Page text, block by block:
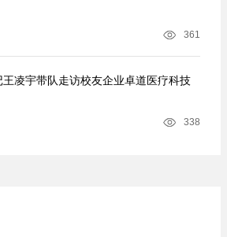
361
王凌宇带队走访校友企业卓道医疗科技
338